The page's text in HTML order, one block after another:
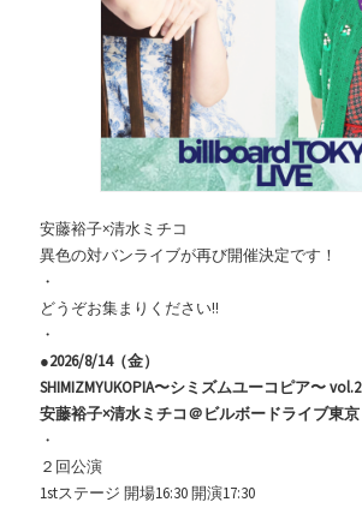
安藤裕子×清水ミチコ
異色の対バンライブが再び開催決定です！
・
どうぞお集まりください!!
・
●2026/8/14（金）
SHIMIZMYUKOPIA〜シミズムユーコピア〜 vol.2
安藤裕子×清水ミチコ＠ビルボードライブ東京
・
２回公演
1stステージ 開場16:30 開演17:30